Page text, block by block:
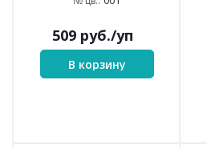
509 руб./уп
В корзину